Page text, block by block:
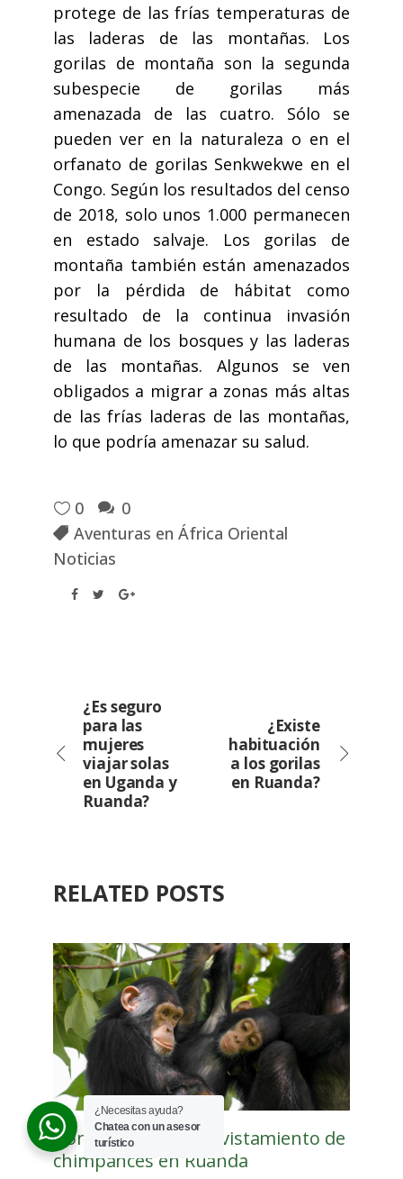
protege de las frías temperaturas de
las laderas de las montañas. Los
gorilas de montaña son la segunda
subespecie de gorilas más
amenazada de las cuatro. Sólo se
pueden ver en la naturaleza o en el
orfanato de gorilas Senkwekwe en el
Congo. Según los resultados del censo
de 2018, solo unos 1.000 permanecen
en estado salvaje. Los gorilas de
montaña también están amenazados
por la pérdida de hábitat como
resultado de la continua invasión
humana de los bosques y las laderas
de las montañas. Algunos se ven
obligados a migrar a zonas más altas
de las frías laderas de las montañas,
lo que podría amenazar su salud.
0
0
Aventuras en África Oriental
Noticias
¿Es seguro
para las
mujeres
viajar solas
en Uganda y
Ruanda?
¿Existe
habituación
a los gorilas
en Ruanda?
RELATED POSTS
Dónde practicar el avistamiento de
chimpancés en Ruanda
¿Necesitas ayuda?
Chatea con un asesor
turístico